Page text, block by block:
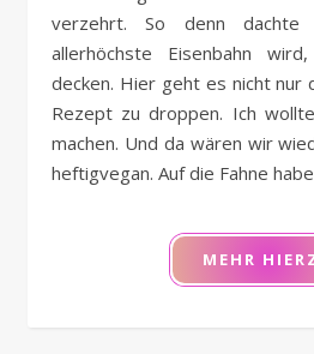
verzehrt. So denn
allerhöchste Eisenbahn
decken. Hier geht es nicht nur
Rezept zu droppen. Ich
machen. Und da wären wir
heftigvegan. Auf die Fahne
MEHR